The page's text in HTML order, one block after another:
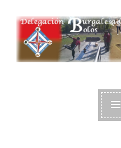
Ir
al
contenido
de